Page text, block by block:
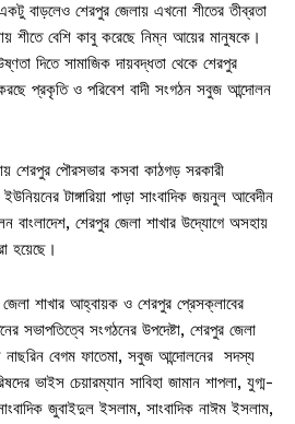
একটু বাড়লেও শেরপুর জেলায় এখনো শীতের তীব্রতা
শীতে বেশি কাবু করেছে নিম্ন আয়ের মানুষকে।
দিতে সামাজিক দায়বদ্ধতা থেকে শেরপুর
প্রকৃতি ও পরিবেশ বাদী সংগঠন সবুজ আন্দোলন
শেরপুর পৌরসভার কসবা কাঠগড় সরকারী
টাঙ্গারিয়া পাড়া সাংবাদিক জয়নুল আবেদীন
বাংলাদেশ, শেরপুর জেলা শাখার উদ্যোগে অসহায়
হয়েছে।
শাখার আহ্বায়ক ও শেরপুর প্রেসক্লাবের
সভাপতিত্বে সংগঠনের উপদেষ্টা, শেরপুর জেলা
নাছরিন বেগম ফাতেমা, সবুজ আন্দোলনের সদস্য
ভাইস চেয়ারম্যান সাবিহা জামান শাপলা, যুগ্ম-
জুবাইদুল ইসলাম, সাংবাদিক নাঈম ইসলাম,